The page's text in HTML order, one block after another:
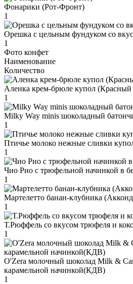
Фонарики (Рот-Фронт)
1
Орешка с цельным фундуком со
1
Фото конфет
Наименование
Количество
Аленка крем-брюле купол (Красный
1
Milky Way minis шоколадный
1
Птичье молоко нежные сливки
1
Чио Рио с трюфельной начинкой в
1
Мартелетто банан-клубника
1
Т.Рюффель со вкусом трюфеля и
1
O'Zera молочный шоколад Milk &
карамельной начинкой(КДВ)
1